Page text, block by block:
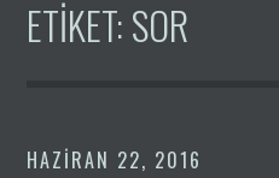
ETIKET:SOR
HAZIRAN 22, 2016